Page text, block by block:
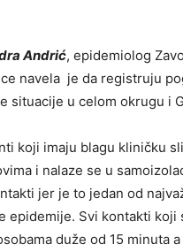
Andrić, epidemiolog
navela je da registruju
situacije u celom okrugu i
koji imaju blagu kliničku
i nalaze se u
jer je to jedan od
epidemije. Svi kontakti koji
duže od 15 minuta